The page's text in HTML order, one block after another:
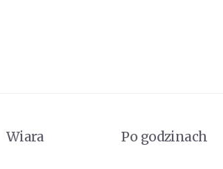
Wiara Po godzinach